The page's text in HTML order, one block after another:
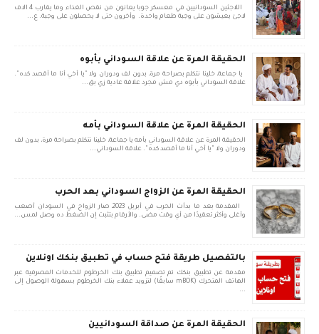
اللاجئين السودانيين في معسكر جوبا يعانون من نقص الغذاء وما يقارب 4 الاف
لاجئ يعيشون على وجبة طعام واحدة. وأخرون حتى لا يحصلون على وجبة. ع...
الحقيقة المرة عن علاقة السوداني بأبوه
يا جماعة، خلينا نتكلم بصراحة مرة، بدون لف ودوران ولا "يا أخي أنا ما أقصد كده".
علاقة السوداني بأبوه دي مش مجرد علاقة عادية زي بق...
الحقيقة المرة عن علاقة السوداني بأمه
الحقيقة المرة عن علاقة السوداني بأمه يا جماعة، خلينا نتكلم بصراحة مرة، بدون لف
ودوران ولا "يا أخي أنا ما أقصد كده". علاقة السوداني...
الحقيقة المرة عن الزواج السوداني بعد الحرب
المقدمة بعد ما بدأت الحرب في أبريل 2023، صار الزواج في السودان أصعب
وأغلى وأكثر تعقيدًا من أي وقت مضى. والأرقام بتثبت إن الضغط ده وصل لمس...
بالتفصيل طريقة فتح حساب في تطبيق بنكك اونلاين
مقدمة عن تطبيق بنكك تم تصميم تطبيق بنك الخرطوم للخدمات المصرفية عبر
الهاتف المتحرك (mBOK سابقًا) لتزويد عملاء بنك الخرطوم بسهولة الوصول إلى
...
الحقيقة المرة عن صداقة السودانيين